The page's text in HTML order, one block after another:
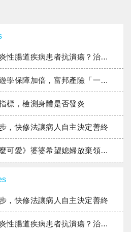
患者抗潰瘍？治療進展與健保給付困境一次看
邦產險「一期逐夢」專案加碼遠距醫療與緊急救援
標，檢測身體是否發炎
，快修法讓病人自主決定善終
媳婦放棄領取已故兒子身故理賠金，可以這樣做嗎？
，快修法讓病人自主決定善終
患者抗潰瘍？治療進展與健保給付困境一次看